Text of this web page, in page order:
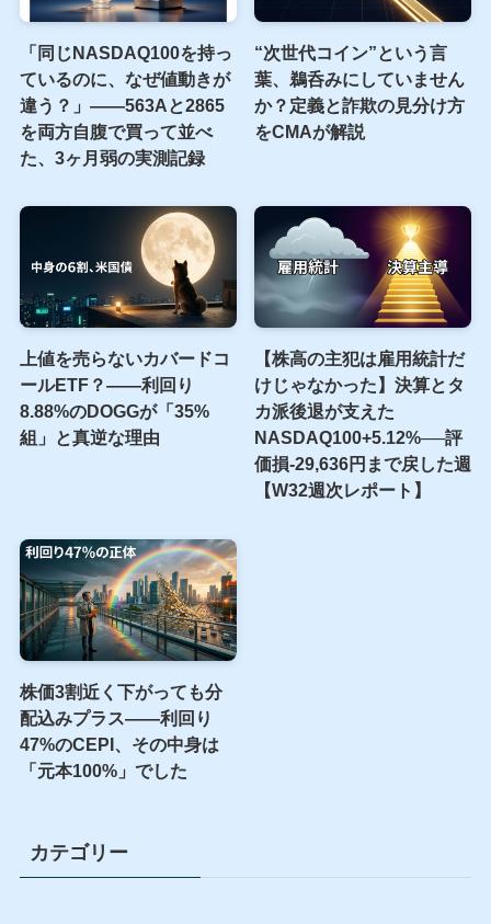
「同じNASDAQ100を持っ
ているのに、なぜ値動きが
違う？」――563Aと2865
を両方自腹で買って並べ
た、3ヶ月弱の実測記録
“次世代コイン”という言
葉、鵜呑みにしていません
か？定義と詐欺の見分け方
をCMAが解説
上値を売らないカバードコ
ールETF？――利回り
8.88%のDOGGが「35%
組」と真逆な理由
【株高の主犯は雇用統計だ
けじゃなかった】決算とタ
カ派後退が支えた
NASDAQ100+5.12%──評
価損-29,636円まで戻した週
【W32週次レポート】
株価3割近く下がっても分
配込みプラス――利回り
47%のCEPI、その中身は
「元本100%」でした
カテゴリー